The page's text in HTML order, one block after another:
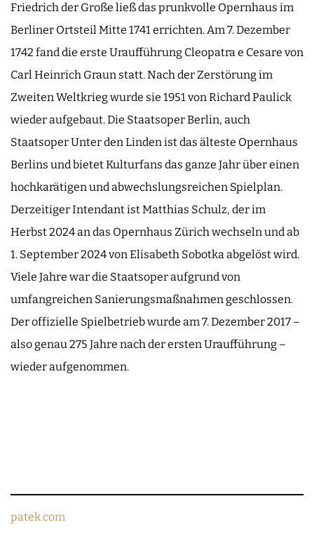
Friedrich der Große ließ das prunkvolle Opernhaus im
Berliner Ortsteil Mitte 1741 errichten. Am 7. Dezember
1742 fand die erste Uraufführung Cleopatra e Cesare von
Carl Heinrich Graun statt. Nach der Zerstörung im
Zweiten Weltkrieg wurde sie 1951 von Richard Paulick
wieder aufgebaut. Die Staatsoper Berlin, auch
Staatsoper Unter den Linden ist das älteste Opernhaus
Berlins und bietet Kulturfans das ganze Jahr über einen
hochkarätigen und abwechslungsreichen Spielplan.
Derzeitiger Intendant ist Matthias Schulz, der im
Herbst 2024 an das Opernhaus Zürich wechseln und ab
1. September 2024 von Elisabeth Sobotka abgelöst wird.
Viele Jahre war die Staatsoper aufgrund von
umfangreichen Sanierungsmaßnahmen geschlossen.
Der offizielle Spielbetrieb wurde am 7. Dezember 2017 –
also genau 275 Jahre nach der ersten Uraufführung –
wieder aufgenommen.
patek.com